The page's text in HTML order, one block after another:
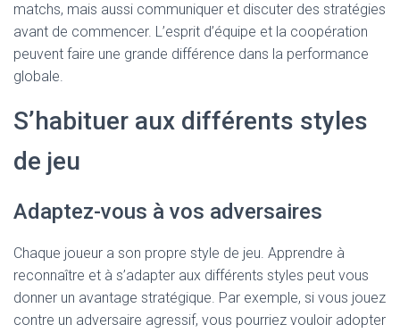
matchs, mais aussi communiquer et discuter des stratégies
avant de commencer. L’esprit d’équipe et la coopération
peuvent faire une grande différence dans la performance
globale.
S’habituer aux différents styles
de jeu
Adaptez-vous à vos adversaires
Chaque joueur a son propre style de jeu. Apprendre à
reconnaître et à s’adapter aux différents styles peut vous
donner un avantage stratégique. Par exemple, si vous jouez
contre un adversaire agressif, vous pourriez vouloir adopter